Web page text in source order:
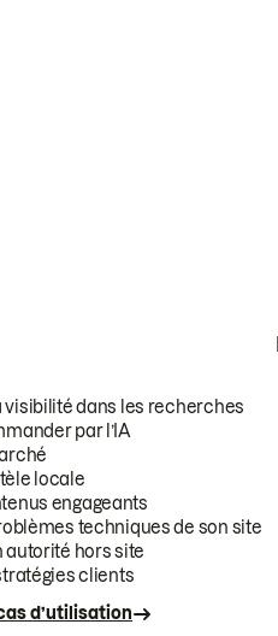
visibilité dans les recherches
par l’IA
locale
engageants
techniques de son site
autorité hors site
clients
d’utilisation